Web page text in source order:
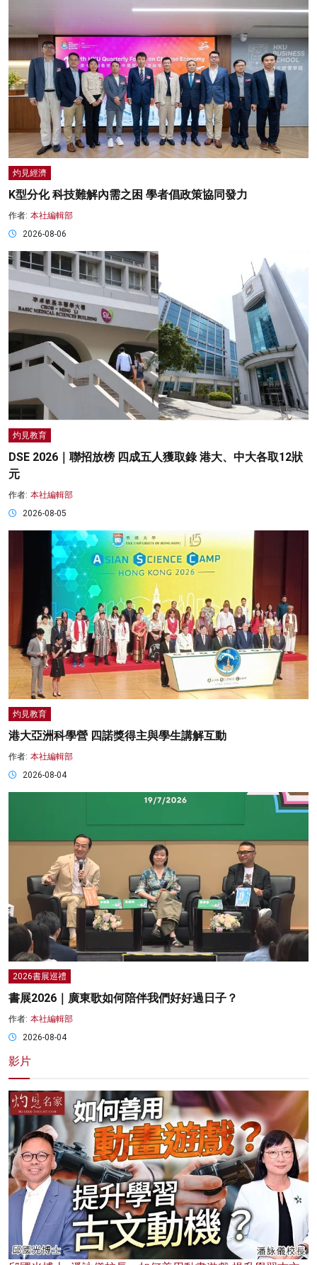
灼見經濟
K型分化 科技難解內需之困 學者倡政策協同發力
作者: 本社編輯部
2026-08-06
灼見教育
DSE 2026｜聯招放榜 四成五人獲取錄 港大、中大各取12狀
元
作者: 本社編輯部
2026-08-05
灼見教育
港大亞洲科學營 四諾獎得主與學生講解互動
作者: 本社編輯部
2026-08-04
2026書展巡禮
書展2026｜廣東歌如何陪伴我們好好過日子？
作者: 本社編輯部
2026-08-04
影片